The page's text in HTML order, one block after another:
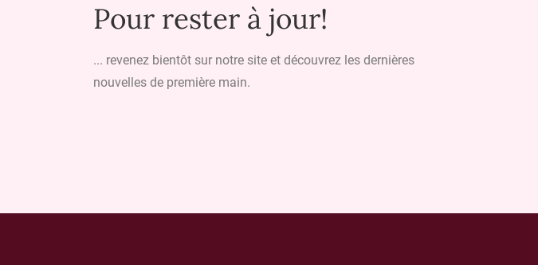
Pour rester à jour!
... revenez bientôt sur notre site et découvrez les dernières
nouvelles de première main.